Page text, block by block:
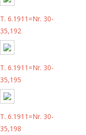
T. 6.1911=Nr. 30-
35,192
T. 6.1911=Nr. 30-
35,195
T. 6.1911=Nr. 30-
35,198